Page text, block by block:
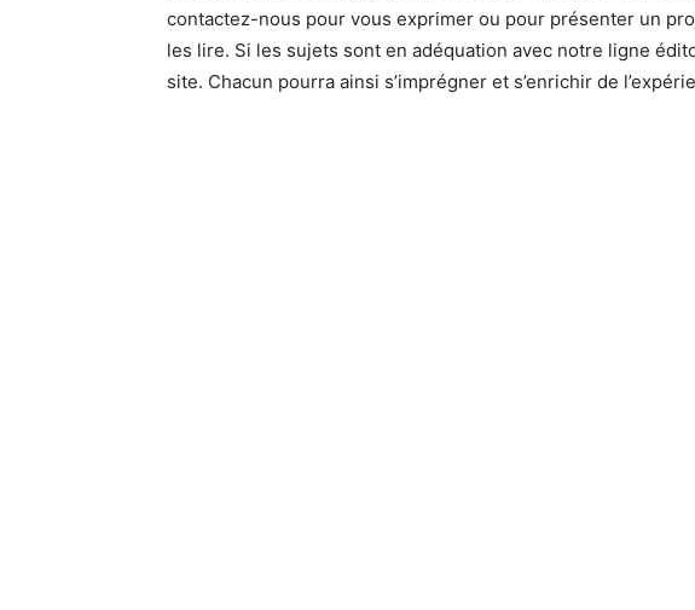
contactez-nous pour vous exprimer ou pour présenter un
les lire. Si les sujets sont en adéquation avec notre ligne
site. Chacun pourra ainsi s’imprégner et s’enrichir de